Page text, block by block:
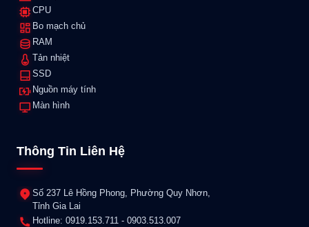
CPU
Bo mạch chủ
RAM
Tản nhiệt
SSD
Nguồn máy tính
Màn hình
Thông Tin Liên Hệ
Số 237 Lê Hồng Phong, Phường Quy Nhơn,
Tỉnh Gia Lai
Hotline: 0919.153.711 - 0903.513.007